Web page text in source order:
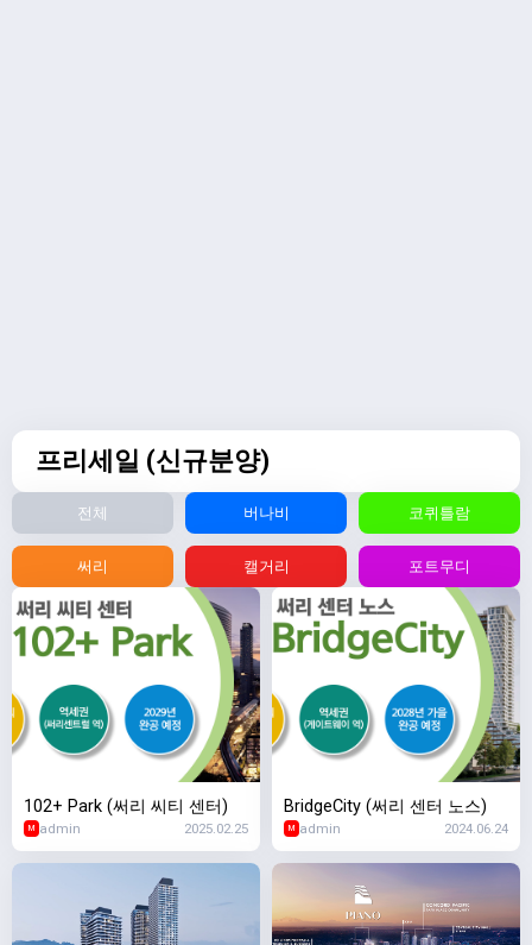
프리세일 (신규분양)
전체 버나비 코퀴틀람
써리 캘거리 포트무디
102+ Park (써리 씨티 센터)
M admin 2025.02.25
BridgeCity (써리 센터 노스)
M admin 2024.06.24